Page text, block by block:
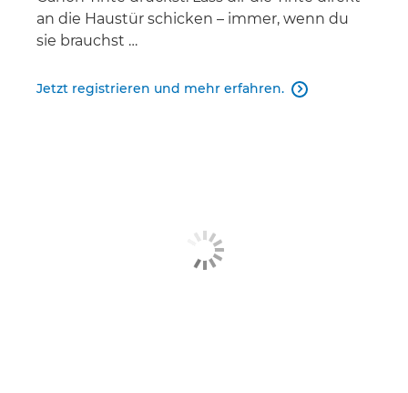
an die Haustür schicken – immer, wenn du
sie brauchst …
Jetzt registrieren und mehr erfahren. 